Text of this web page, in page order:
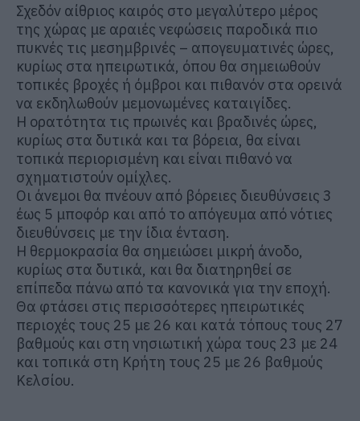
Σχεδόν αίθριος καιρός στο μεγαλύτερο μέρος
της χώρας με αραιές νεφώσεις παροδικά πιο
πυκνές τις μεσημβρινές – απογευματινές ώρες,
κυρίως στα ηπειρωτικά, όπου θα σημειωθούν
τοπικές βροχές ή όμβροι και πιθανόν στα ορεινά
να εκδηλωθούν μεμονωμένες καταιγίδες.
Η ορατότητα τις πρωινές και βραδινές ώρες,
κυρίως στα δυτικά και τα βόρεια, θα είναι
τοπικά περιορισμένη και είναι πιθανό να
σχηματιστούν ομίχλες.
Οι άνεμοι θα πνέουν από βόρειες διευθύνσεις 3
έως 5 μποφόρ και από το απόγευμα από νότιες
διευθύνσεις με την ίδια ένταση.
Η θερμοκρασία θα σημειώσει μικρή άνοδο,
κυρίως στα δυτικά, και θα διατηρηθεί σε
επίπεδα πάνω από τα κανονικά για την εποχή.
Θα φτάσει στις περισσότερες ηπειρωτικές
περιοχές τους 25 με 26 και κατά τόπους τους 27
βαθμούς και στη νησιωτική χώρα τους 23 με 24
και τοπικά στη Κρήτη τους 25 με 26 βαθμούς
Κελσίου.